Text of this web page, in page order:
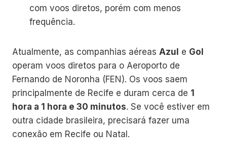
com voos diretos, porém com menos
frequência.
Atualmente, as companhias aéreas Azul e Gol
operam voos diretos para o Aeroporto de
Fernando de Noronha (FEN). Os voos saem
principalmente de Recife e duram cerca de 1
hora a 1 hora e 30 minutos. Se você estiver em
outra cidade brasileira, precisará fazer uma
conexão em Recife ou Natal.